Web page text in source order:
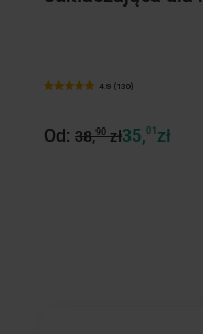
4.9 (130)
Od: 38,90zł35,01 zł